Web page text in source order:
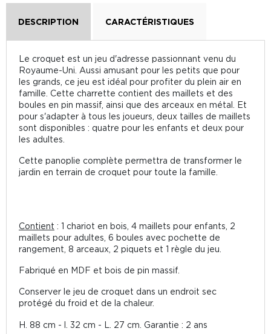
DESCRIPTION CARACTÉRISTIQUES
Le croquet est un jeu d'adresse passionnant venu du
Royaume-Uni. Aussi amusant pour les petits que pour
les grands, ce jeu est idéal pour profiter du plein air en
famille. Cette charrette contient des maillets et des
boules en pin massif, ainsi que des arceaux en métal. Et
pour s'adapter à tous les joueurs, deux tailles de maillets
sont disponibles : quatre pour les enfants et deux pour
les adultes.
Cette panoplie complète permettra de transformer le
jardin en terrain de croquet pour toute la famille.
Contient : 1 chariot en bois, 4 maillets pour enfants, 2
maillets pour adultes, 6 boules avec pochette de
rangement, 8 arceaux, 2 piquets et 1 règle du jeu.
Fabriqué en MDF et bois de pin massif.
Conserver le jeu de croquet dans un endroit sec
protégé du froid et de la chaleur.
H. 88 cm - l. 32 cm - L. 27 cm. Garantie : 2 ans